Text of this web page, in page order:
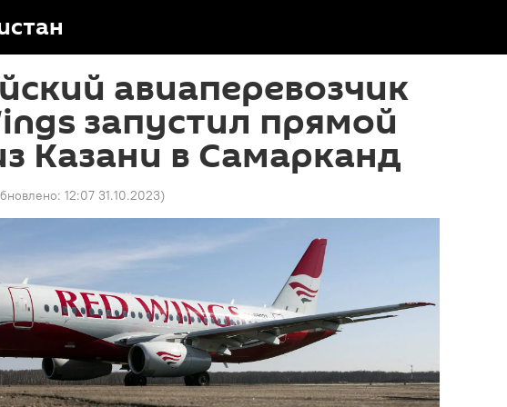
авиаперевозчик
запустил прямой
Казани в Самарканд
12:07 31.10.2023)